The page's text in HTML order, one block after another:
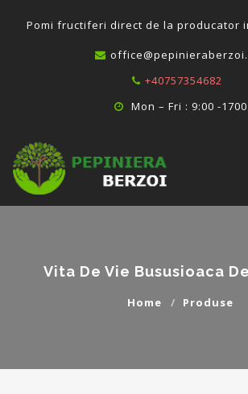
Pomi fructiferi direct de la producator
+40757354682
Mon – Fri : 9:00 -1700
Vita De Vie Bususioaca
Home Produse